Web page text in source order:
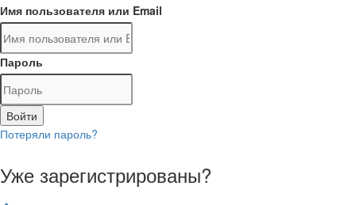
Имя пользователя или Email
Пароль
Войти
Потеряли пароль?
Уже зарегистрированы?